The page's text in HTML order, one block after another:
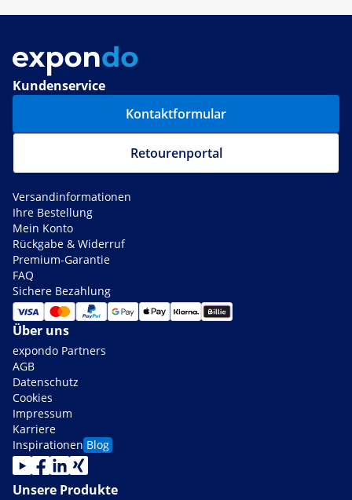
Kundenservice
Kontaktformular
Retourenportal
Versandinformationen
Ihre Bestellung
Mein Konto
Rückgabe & Widerruf
Premium-Garantie
FAQ
Sichere Bezahlung
Über uns
expondo Partners
AGB
Datenschutz
Cookies
Impressum
Karriere
Inspirationen Blog
Unsere Produkte